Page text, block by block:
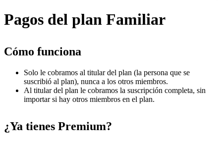
Pagos del plan Familiar
Cómo funciona
Solo le cobramos al titular del plan (la persona que se
suscribió al plan), nunca a los otros miembros.
Al titular del plan le cobramos la suscripción completa, sin
importar si hay otros miembros en el plan.
¿Ya tienes Premium?